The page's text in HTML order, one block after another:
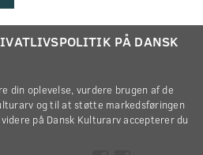
PÅ DANSK
din oplevelse, vurdere brugen af de
og til at støtte markedsføringen
på Dansk Kulturarv accepterer du